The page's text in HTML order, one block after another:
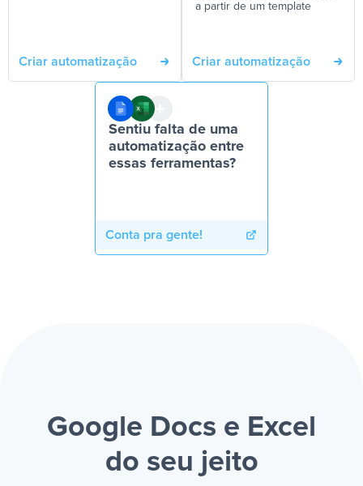
Criar automatização
a partir de um template
Criar automatização
Sentiu falta de uma
automatização entre
essas ferramentas?
Conta pra gente!
Google Docs e Excel
do seu jeito